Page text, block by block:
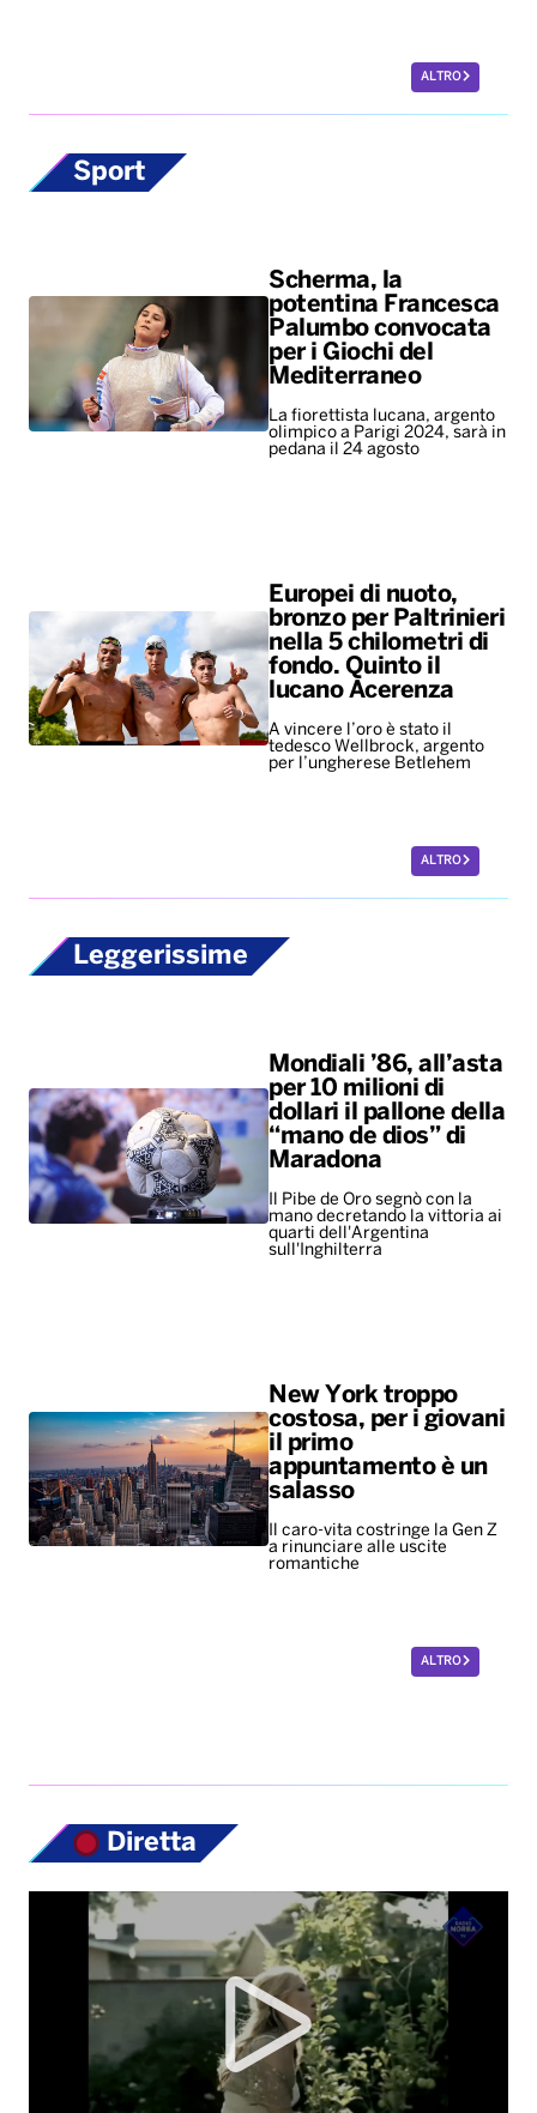
ALTRO
Sport
Scherma, la
potentina Francesca
Palumbo convocata
per i Giochi del
Mediterraneo
La fiorettista lucana, argento
olimpico a Parigi 2024, sarà in
pedana il 24 agosto
Europei di nuoto,
bronzo per Paltrinieri
nella 5 chilometri di
fondo. Quinto il
lucano Acerenza
A vincere l’oro è stato il
tedesco Wellbrock, argento
per l’ungherese Betlehem
ALTRO
Leggerissime
Mondiali ’86, all’asta
per 10 milioni di
dollari il pallone della
“mano de dios” di
Maradona
Il Pibe de Oro segnò con la
mano decretando la vittoria ai
quarti dell'Argentina
sull'Inghilterra
New York troppo
costosa, per i giovani
il primo
appuntamento è un
salasso
Il caro-vita costringe la Gen Z
a rinunciare alle uscite
romantiche
ALTRO
Diretta